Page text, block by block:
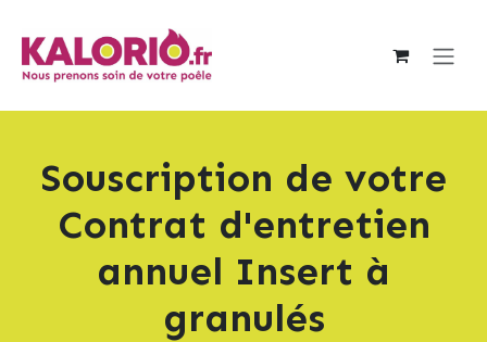
Souscription de votre
Contrat d'entretien
annuel Insert à
granulés